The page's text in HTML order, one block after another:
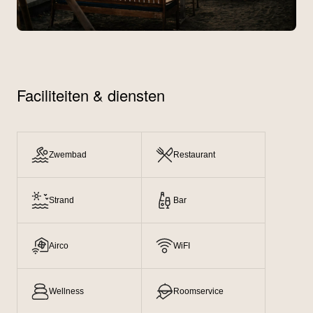
Faciliteiten & diensten
Zwembad Restaurant
Strand Bar
Airco WiFI
Wellness Roomservice